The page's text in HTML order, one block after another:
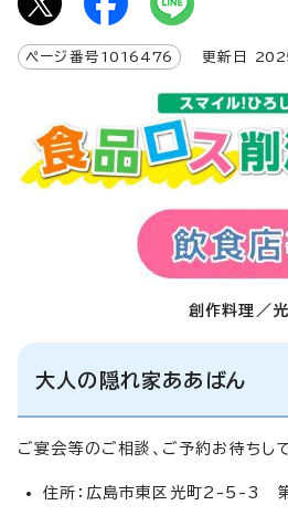
ページ番号 1016476 更新日
創作料理／
大人の隠れ家ああばん
ご宴会等のご相談、ご予約お待ちして
住所：広島市東区光町2-5-3